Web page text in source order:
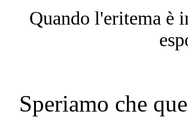
Quando l'eritema è
Speriamo che